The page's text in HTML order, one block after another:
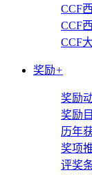
CCF
CCF
CCF
奖励+
奖励
奖励
历年
奖项
评奖